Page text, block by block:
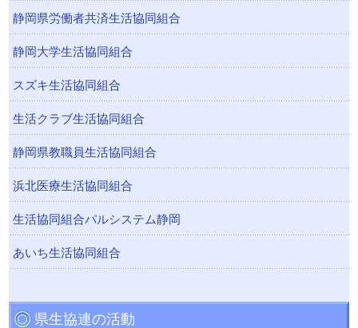
静岡県労働者共済生活協同組合
静岡大学生活協同組合
スズキ生活協同組合
生活クラブ生活協同組合
静岡県教職員生活協同組合
浜北医療生活協同組合
生活協同組合パルシステム静岡
あいち生活協同組合
県生協連の活動